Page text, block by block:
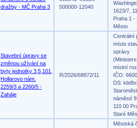
dražby - MČ Praha 3
500000-12040
1623/7,
Praha 1 -
Město
Stavební úpravy se
změnou užívání na
byty jednotky 3,5,101,
Hollarovo nám.
2259/3 a 2260/5 -
Zaháje
R/2026/68872/11
Centrální
místo
správy
místní
IČO:
DS:
náměstí
110 00
Staré
Městská